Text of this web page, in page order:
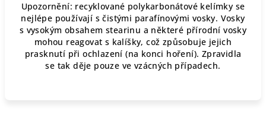
Upozornění: recyklované polykarbonátové kelímky se
nejlépe používají s čistými parafínovými vosky. Vosky
s vysokým obsahem stearinu a některé přírodní vosky
mohou reagovat s kalíšky, což způsobuje jejich
prasknutí při ochlazení (na konci hoření). Zpravidla
se tak děje pouze ve vzácných případech.